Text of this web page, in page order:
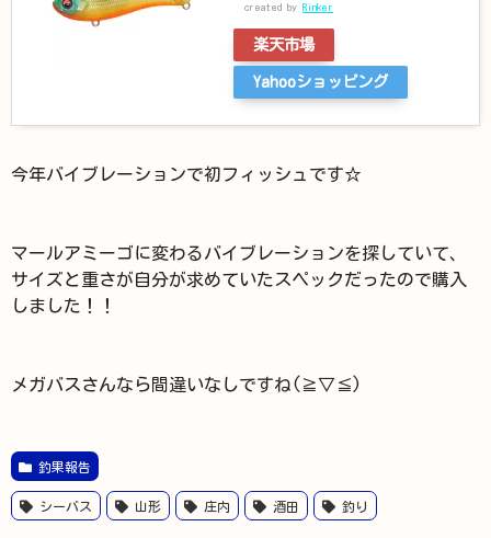
created by Rinker
楽天市場
Yahooショッピング
今年バイブレーションで初フィッシュです☆
マールアミーゴに変わるバイブレーションを探していて、
サイズと重さが自分が求めていたスペックだったので購入
しました！！
メガバスさんなら間違いなしですね(≧▽≦)
釣果報告
シーバス 山形 庄内 酒田 釣り